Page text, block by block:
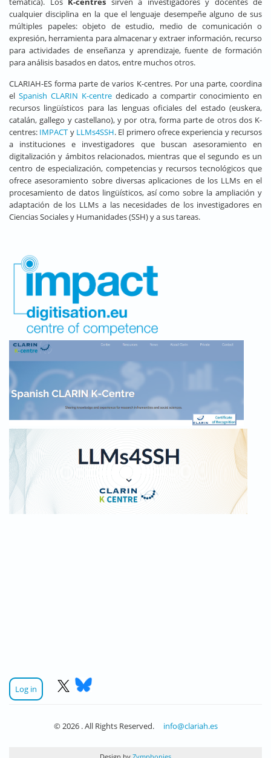
cualquier disciplina en la que el lenguaje desempeñe alguno de sus
múltiples papeles: objeto de estudio, medio de comunicación o
expresión, herramienta para almacenar y extraer información, recurso
para actividades de enseñanza y aprendizaje, fuente de formación
para análisis basados en datos, entre muchos otros.
CLARIAH-ES forma parte de varios K-centres. Por una parte, coordina
el Spanish CLARIN K-centre dedicado a compartir conocimiento en
recursos lingüísticos para las lenguas oficiales del estado (euskera,
catalán, gallego y castellano), y por otra, forma parte de otros dos K-
centres: IMPACT y LLMs4SSH. El primero ofrece experiencia y recursos
a instituciones e investigadores que buscan asesoramiento en
digitalización y ámbitos relacionados, mientras que el segundo es un
centro de especialización, competencias y recursos tecnológicos que
ofrece asesoramiento sobre diversas aplicaciones de los LLMs en el
procesamiento de datos lingüísticos, así como sobre la ampliación y
adaptación de los LLMs a las necesidades de los investigadores en
Ciencias Sociales y Humanidades (SSH) y a sus tareas.
Log in
© 2026 . All Rights Reserved. info@clariah.es
Design by Zymphonies